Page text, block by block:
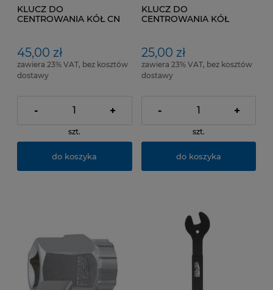
KLUCZ DO
CENTROWANIA KÓŁ CN
45,00 zł
zawiera 23% VAT, bez kosztów
dostawy
- +
szt.
do koszyka
KLUCZ DO
CENTROWANIA KÓŁ
25,00 zł
zawiera 23% VAT, bez kosztów
dostawy
- +
szt.
do koszyka